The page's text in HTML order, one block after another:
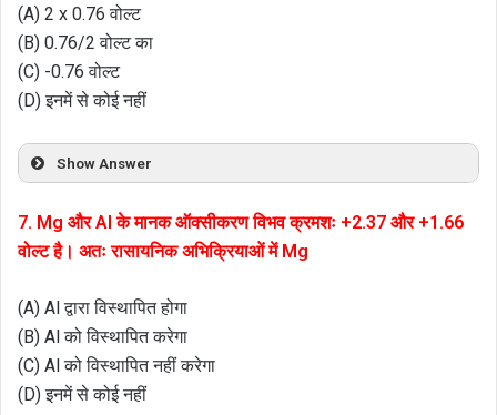
(A) 2 x 0.76 वोल्ट
(B) 0.76/2 वोल्ट का
(C) -0.76 वोल्ट
(D) इनमें से कोई नहीं
Show Answer
7. Mg और Al के मानक ऑक्सीकरण विभव क्रमशः +2.37 और +1.66
वोल्ट है। अतः रासायनिक अभिक्रियाओं में Mg
(A) Al द्वारा विस्थापित होगा
(B) Al को विस्थापित करेगा
(C) Al को विस्थापित नहीं करेगा
(D) इनमें से कोई नहीं